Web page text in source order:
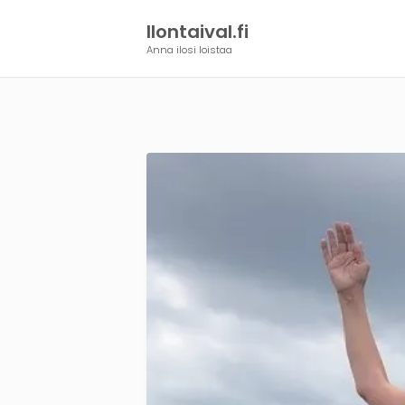
Ilontaival.fi
Anna ilosi loistaa